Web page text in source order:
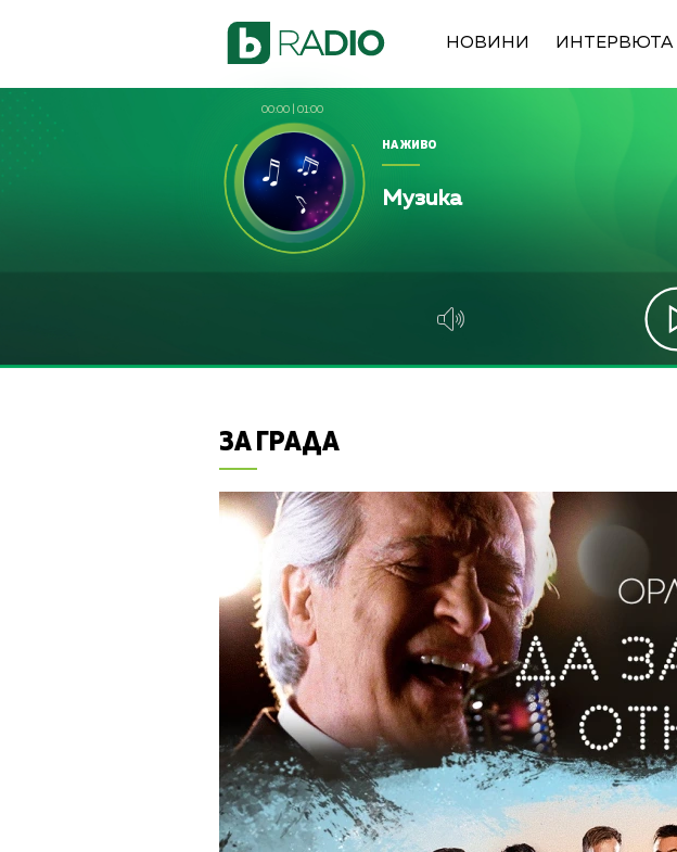
НОВИНИ ИНТЕРВЮТА
00:00 01:00
НА ЖИВО
Музика
ЗА ГРАДА